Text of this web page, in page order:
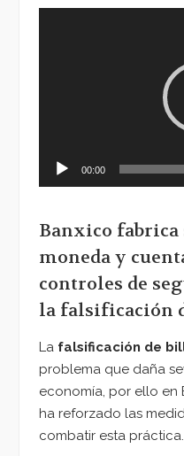
00:00
Banxico
moneda y
controles de
la falsificación
La falsificación de
problema que daña
economía, por ello en
ha reforzado las
combatir esta práctica.